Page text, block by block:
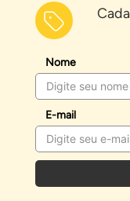
Nome
E-mail